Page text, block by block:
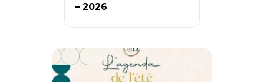
– 2026